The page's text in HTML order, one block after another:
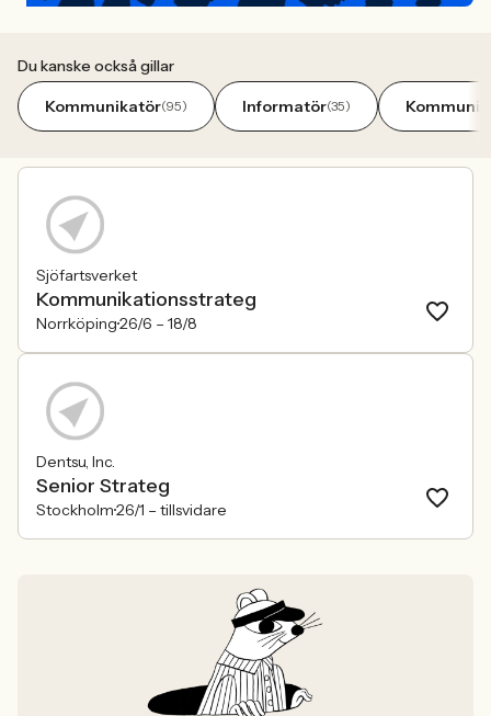
Du kanske också gillar
Kommunikatör(95) Informatör(35)
Sjöfartsverket
Kommunikationsstrateg
Norrköping26/6 – 18/8
Dentsu, Inc.
Senior Strateg
Stockholm26/1 – tillsvidare